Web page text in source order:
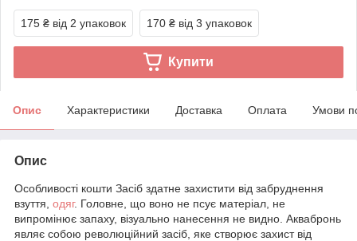
175 ₴ від 2 упаковок 170 ₴ від 3 упаковок
Купити
Опис Характеристики Доставка Оплата Умови
Опис
Особливості кошти Засіб здатне захистити від забруднення
взуття, одяг. Головне, що воно не псує матеріал, не
випромінює запаху, візуально нанесення не видно. Аквабронь
являє собою революційний засіб, яке створює захист від